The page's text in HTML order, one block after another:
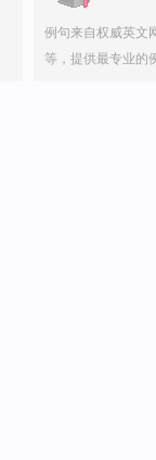
例句来自权威英文
等，提供最专业的